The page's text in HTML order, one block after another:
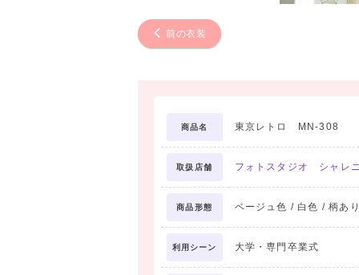
前の衣装
商品名 東京レトロ MN-308
取扱店舗 フォトスタジオ シャレ
商品形態 ベージュ色 / 白色 / 柄あ
利用シーン 大学・専門卒業式